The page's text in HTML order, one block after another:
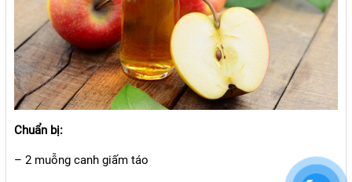
Chuẩn bị:
– 2 muỗng canh giấm táo